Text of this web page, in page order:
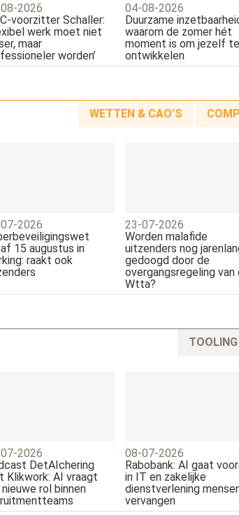
2026
voorzitter Schaller:
werk moet niet
maar
worden’
04-08-2026
Duurzame
waarom de zomer hét
moment is om jezelf te
ontwikkelen
WETTEN & CAO’S
2026
15 augustus in
raakt ook
23-07-2026
Worden malafide
uitzenders nog
gedoogd door de
overgangsregeling van
Wtta?
TOOLING
2026
DetAIchering
Klikwork: AI vraagt
rol binnen
08-07-2026
Rabobank: AI gaat
in IT en zakelijke
dienstverlening
vervangen